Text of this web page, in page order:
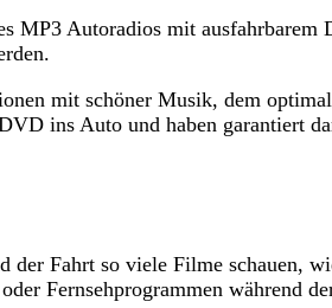
Autoradios mit ausfahrbarem
mit schöner Musik, dem
ins Auto und haben garantiert
Fahrt so viele Filme schauen,
Fernsehprogrammen während